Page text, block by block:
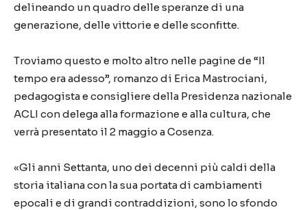
delineando un quadro delle speranze di una
generazione, delle vittorie e delle sconfitte.
Troviamo questo e molto altro nelle pagine de “Il
tempo era adesso”, romanzo di Erica Mastrociani,
pedagogista e consigliere della Presidenza nazionale
ACLI con delega alla formazione e alla cultura, che
verrà presentato il 2 maggio a Cosenza.
«Gli anni Settanta, uno dei decenni più caldi della
storia italiana con la sua portata di cambiamenti
epocali e di grandi contraddizioni, sono lo sfondo